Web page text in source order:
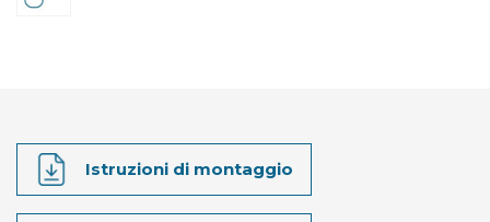
Istruzioni di montaggio